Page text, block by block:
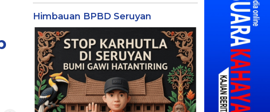
Himbauan BPBD Seruyan